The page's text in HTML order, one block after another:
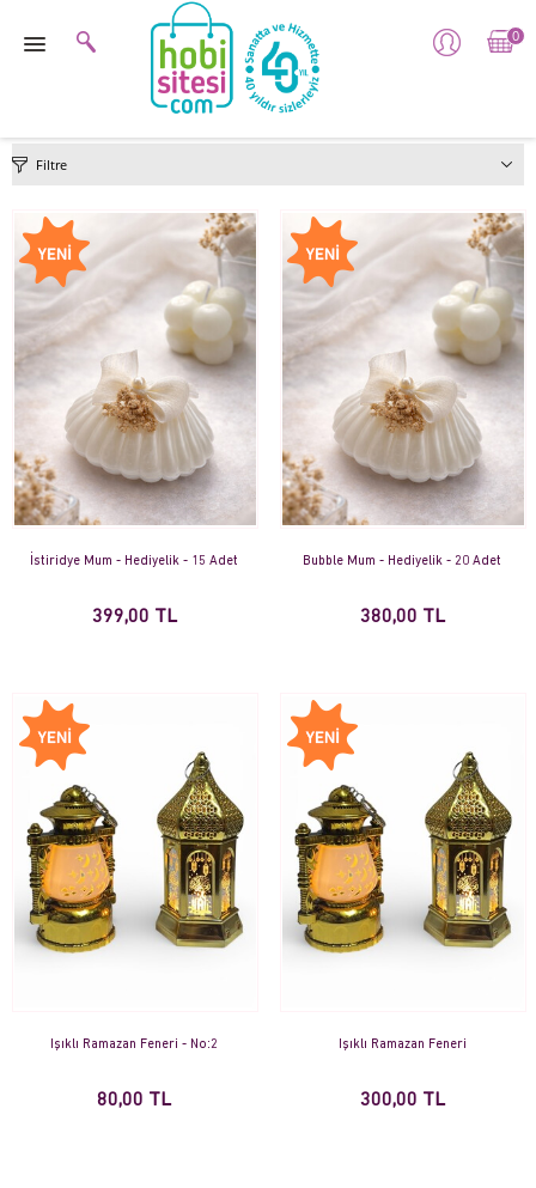
0
Filtre
İstiridye Mum - Hediyelik - 15 Adet
399,00 TL
Bubble Mum - Hediyelik - 20 Adet
380,00 TL
Işıklı Ramazan Feneri - No:2
80,00 TL
Işıklı Ramazan Feneri
300,00 TL